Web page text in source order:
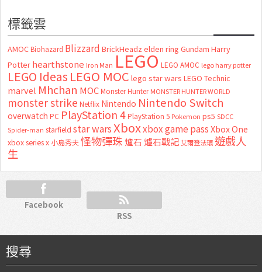
標籤雲
AMOC Biohazard Blizzard BrickHeadz elden ring Gundam Harry
Potter hearthstone Iron Man LEGO LEGO AMOC lego harry potter
LEGO Ideas LEGO MOC lego star wars LEGO Technic
marvel Mhchan MOC Monster Hunter MONSTER HUNTER WORLD
monster strike Netflix Nintendo Nintendo Switch
overwatch PC PlayStation 4 PlayStation 5 Pokemon ps5 SDCC
Spider-man starfield star warsXboxxbox game passXbox One
xbox series x 小島秀夫怪物彈珠 爐石 爐石戰記艾爾登法環 遊戲人
生
Facebook
RSS
搜尋